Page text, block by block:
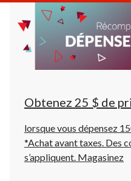
Obtenez 25 $ de
lorsque vous dépensez
*Achat avant taxes. Des
s’appliquent. Magasinez